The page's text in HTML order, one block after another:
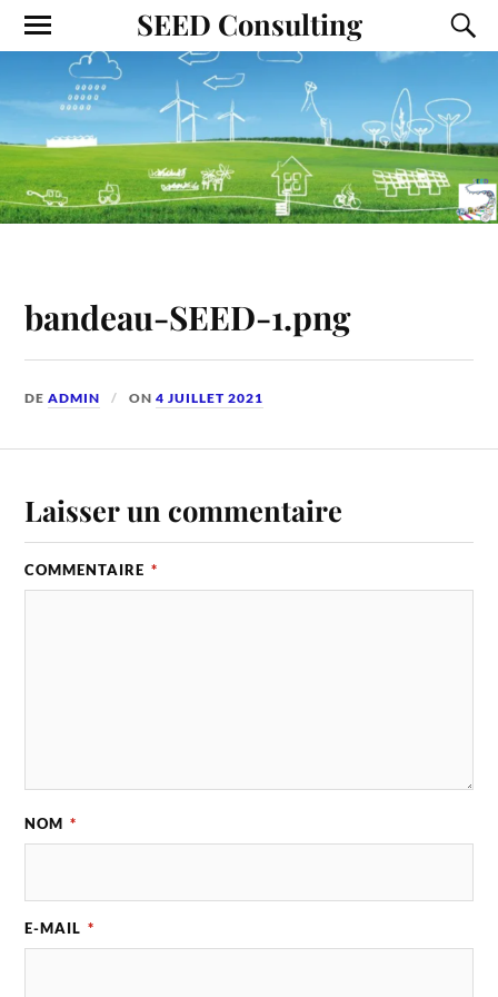
SEED Consulting
bandeau-SEED-1.png
DEADMIN ON4 JUILLET 2021
Laisser un commentaire
COMMENTAIRE *
NOM *
E-MAIL *